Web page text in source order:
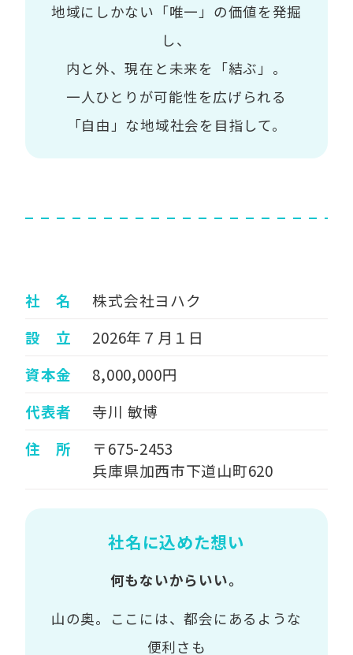
地域にしかない「唯一」の価値を発掘
し、
内と外、現在と未来を「結ぶ」。
一人ひとりが可能性を広げられる
「自由」な地域社会を目指して。
社 名
株式会社ヨハク
設 立
2026年７月１日
資本金
8,000,000円
代表者
寺川 敏博
住 所
〒675-2453
兵庫県加西市下道山町620
社名に込めた想い
何もないからいい。
山の奥。ここには、都会にあるような
便利さも